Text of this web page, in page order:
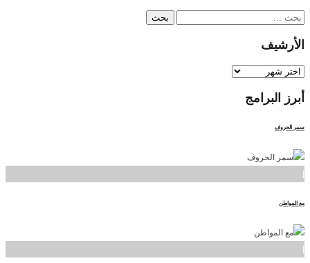
البحث
الأرشيف
الأرشيف
أبرز البرامج
سمر الحروف
]
مع المواطن
]